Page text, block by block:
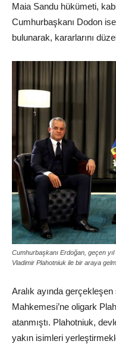
Maia Sandu hükümeti,
Cumhurbaşkanı Dodon
bulunarak, kararlarını
Cumhurbaşkanı Erdoğan, geçen
Vladimir Plahotniuk ile bir araya
Aralık ayında
Mahkemesi’ne oligark
atanmıştı. Plahotniuk,
yakın isimleri